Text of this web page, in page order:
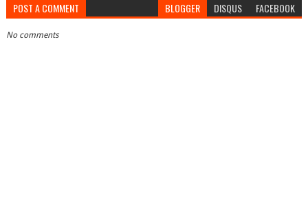
POST A COMMENT BLOGGER DISQUS FACEBOOK
No comments